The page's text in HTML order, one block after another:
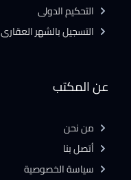
عن المكتب
من نحن
أتصل بنا
سياسة الخصوصية
التحكيم الدولى
التسجيل بالشهر العقارى